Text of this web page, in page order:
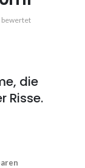
bewertet
die
Risse.